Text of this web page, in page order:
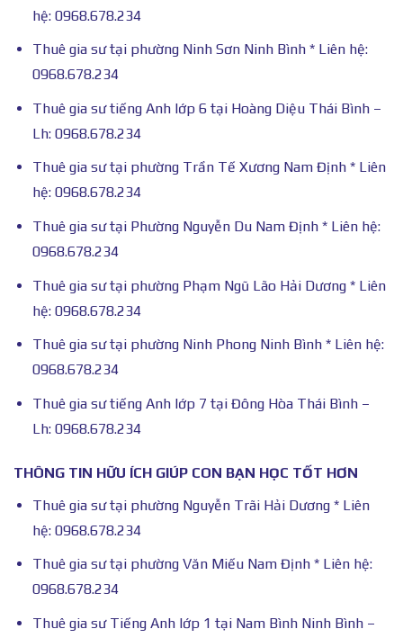
hệ: 0968.678.234
Thuê gia sư tại phường Ninh Sơn Ninh Bình * Liên hệ:
0968.678.234
Thuê gia sư tiếng Anh lớp 6 tại Hoàng Diệu Thái Bình –
Lh: 0968.678.234
Thuê gia sư tại phường Trần Tế Xương Nam Định * Liên
hệ: 0968.678.234
Thuê gia sư tại Phường Nguyễn Du Nam Định * Liên hệ:
0968.678.234
Thuê gia sư tại phường Phạm Ngũ Lão Hải Dương * Liên
hệ: 0968.678.234
Thuê gia sư tại phường Ninh Phong Ninh Bình * Liên hệ:
0968.678.234
Thuê gia sư tiếng Anh lớp 7 tại Đông Hòa Thái Bình –
Lh: 0968.678.234
THÔNG TIN HỮU ÍCH GIÚP CON BẠN HỌC TỐT HƠN
Thuê gia sư tại phường Nguyễn Trãi Hải Dương * Liên
hệ: 0968.678.234
Thuê gia sư tại phường Văn Miếu Nam Định * Liên hệ:
0968.678.234
Thuê gia sư Tiếng Anh lớp 1 tại Nam Bình Ninh Bình –